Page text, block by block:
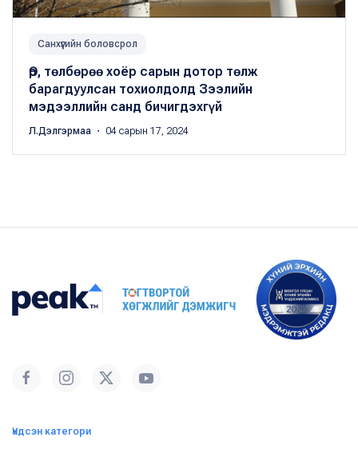
Санхүүгийн боловсрол
Өр, төлбөрөө хоёр сарын дотор төлж
барагдуулсан тохиолдолд Зээлийн
мэдээллийн санд бичигдэхгүй
Л.Дэлгэрмаа ・ 04 сарын 17, 2024
Үндсэн категори